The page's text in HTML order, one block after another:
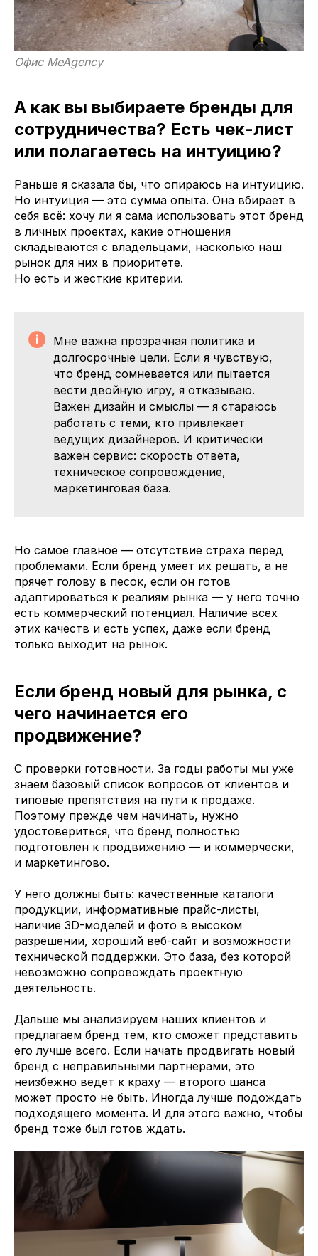
Офис MeAgency
А как вы выбираете бренды для
сотрудничества? Есть чек-лист
или полагаетесь на интуицию?
Раньше я сказала бы, что опираюсь на интуицию.
Но интуиция — это сумма опыта. Она вбирает в
себя всё: хочу ли я сама использовать этот бренд
в личных проектах, какие отношения
складываются с владельцами, насколько наш
рынок для них в приоритете.
Но есть и жесткие критерии.
Мне важна прозрачная политика и
долгосрочные цели. Если я чувствую,
что бренд сомневается или пытается
вести двойную игру, я отказываю.
Важен дизайн и смыслы — я стараюсь
работать с теми, кто привлекает
ведущих дизайнеров. И критически
важен сервис: скорость ответа,
техническое сопровождение,
маркетинговая база.
Но самое главное — отсутствие страха перед
проблемами. Если бренд умеет их решать, а не
прячет голову в песок, если он готов
адаптироваться к реалиям рынка — у него точно
есть коммерческий потенциал. Наличие всех
этих качеств и есть успех, даже если бренд
только выходит на рынок.
Если бренд новый для рынка, с
чего начинается его
продвижение?
С проверки готовности. За годы работы мы уже
знаем базовый список вопросов от клиентов и
типовые препятствия на пути к продаже.
Поэтому прежде чем начинать, нужно
удостовериться, что бренд полностью
подготовлен к продвижению — и коммерчески,
и маркетингово.
У него должны быть: качественные каталоги
продукции, информативные прайс-листы,
наличие 3D-моделей и фото в высоком
разрешении, хороший веб-сайт и возможности
технической поддержки. Это база, без которой
невозможно сопровождать проектную
деятельность.
Дальше мы анализируем наших клиентов и
предлагаем бренд тем, кто сможет представить
его лучше всего. Если начать продвигать новый
бренд с неправильными партнерами, это
неизбежно ведет к краху — второго шанса
может просто не быть. Иногда лучше подождать
подходящего момента. И для этого важно, чтобы
бренд тоже был готов ждать.